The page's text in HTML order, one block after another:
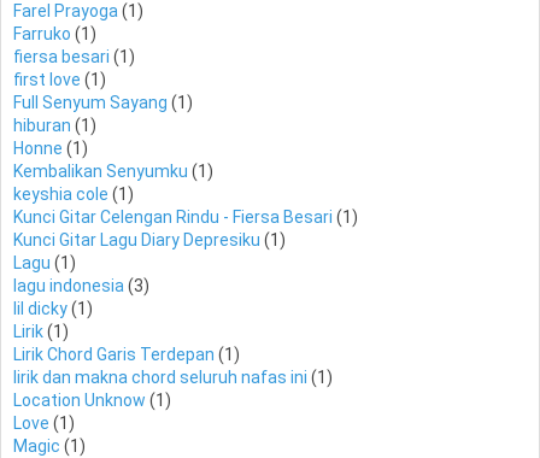
Farel Prayoga (1)
Farruko (1)
fiersa besari (1)
first love (1)
Full Senyum Sayang (1)
hiburan (1)
Honne (1)
Kembalikan Senyumku (1)
keyshia cole (1)
Kunci Gitar Celengan Rindu - Fiersa Besari (1)
Kunci Gitar Lagu Diary Depresiku (1)
Lagu (1)
lagu indonesia (3)
lil dicky(1)
Lirik(1)
Lirik Chord Garis Terdepan (1)
lirik dan makna chord seluruh nafas ini (1)
Location Unknow (1)
Love (1)
Magic (1)